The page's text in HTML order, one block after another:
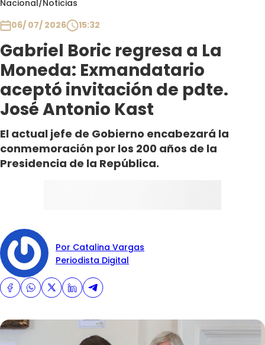
Nacional/Noticias
06/ 07/ 2026
15:32
Gabriel Boric regresa a La
Moneda: Exmandatario
aceptó invitación de pdte.
José Antonio Kast
El actual jefe de Gobierno encabezará la
conmemoración por los 200 años de la
Presidencia de la República.
Por Catalina Vargas
Periodista Digital
Club De La Comedia
Contigo en Directo
Plan Perfecto
El Tiempo
Sabingo
Todos Los Programas